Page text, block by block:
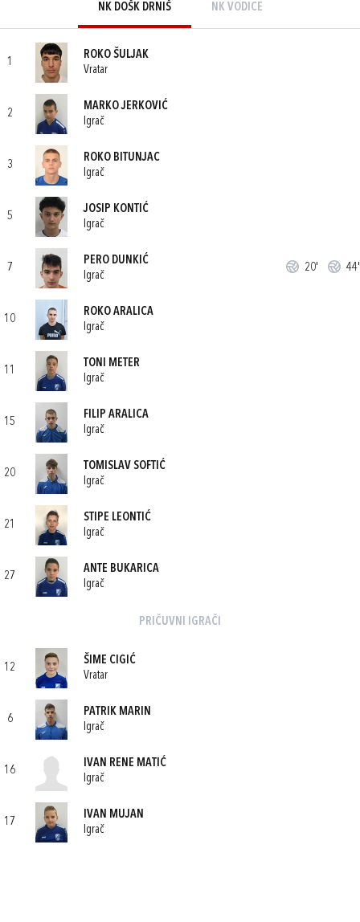
NK DOŠK DRNIŠ NK VODICE
1
ROKO ŠULJAK
Vratar
2
MARKO JERKOVIĆ
Igrač
3
ROKO BITUNJAC
Igrač
5
JOSIP KONTIĆ
Igrač
7
PERO DUNKIĆ
Igrač
20' 44'
10
ROKO ARALICA
Igrač
11
TONI METER
Igrač
15
FILIP ARALICA
Igrač
20
TOMISLAV SOFTIĆ
Igrač
21
STIPE LEONTIĆ
Igrač
27
ANTE BUKARICA
Igrač
PRIČUVNI IGRAČI
12
ŠIME CIGIĆ
Vratar
6
PATRIK MARIN
Igrač
16
IVAN RENE MATIĆ
Igrač
17
IVAN MUJAN
Igrač